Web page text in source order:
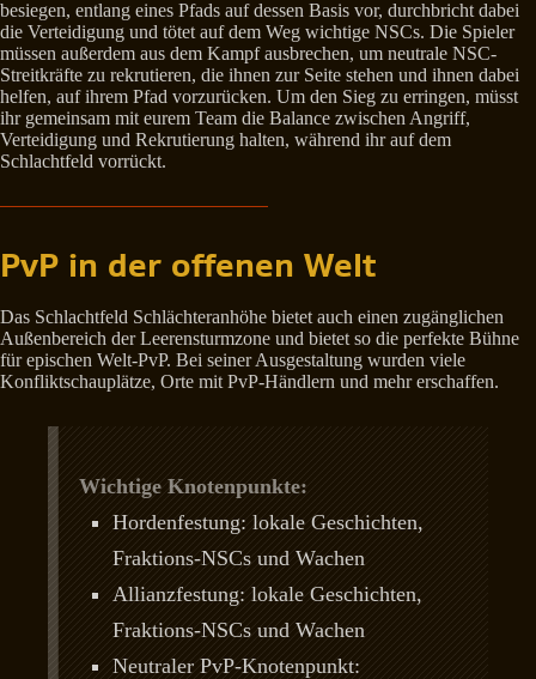
besiegen, entlang eines Pfads auf dessen Basis vor, durchbricht dabei
die Verteidigung und tötet auf dem Weg wichtige NSCs. Die Spieler
müssen außerdem aus dem Kampf ausbrechen, um neutrale NSC-
Streitkräfte zu rekrutieren, die ihnen zur Seite stehen und ihnen dabei
helfen, auf ihrem Pfad vorzurücken. Um den Sieg zu erringen, müsst
ihr gemeinsam mit eurem Team die Balance zwischen Angriff,
Verteidigung und Rekrutierung halten, während ihr auf dem
Schlachtfeld vorrückt.
PvP in der offenen Welt
Das Schlachtfeld Schlächteranhöhe bietet auch einen zugänglichen
Außenbereich der Leerensturmzone und bietet so die perfekte Bühne
für epischen Welt-PvP. Bei seiner Ausgestaltung wurden viele
Konfliktschauplätze, Orte mit PvP-Händlern und mehr erschaffen.
Wichtige Knotenpunkte:
Hordenfestung: lokale Geschichten,
Fraktions-NSCs und Wachen
Allianzfestung: lokale Geschichten,
Fraktions-NSCs und Wachen
Neutraler PvP-Knotenpunkt: